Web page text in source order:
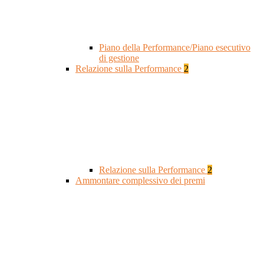
Piano della Performance/Piano esecutivo
di gestione
Relazione sulla Performance 2
Relazione sulla Performance 2
Ammontare complessivo dei premi